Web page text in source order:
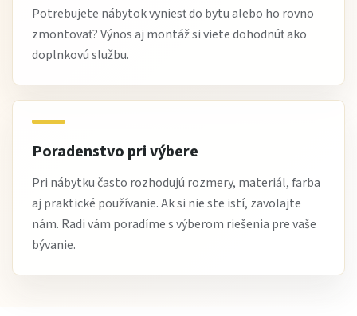
Potrebujete nábytok vyniesť do bytu alebo ho rovno
zmontovať? Výnos aj montáž si viete dohodnúť ako
doplnkovú službu.
Poradenstvo pri výbere
Pri nábytku často rozhodujú rozmery, materiál, farba
aj praktické používanie. Ak si nie ste istí, zavolajte
nám. Radi vám poradíme s výberom riešenia pre vaše
bývanie.